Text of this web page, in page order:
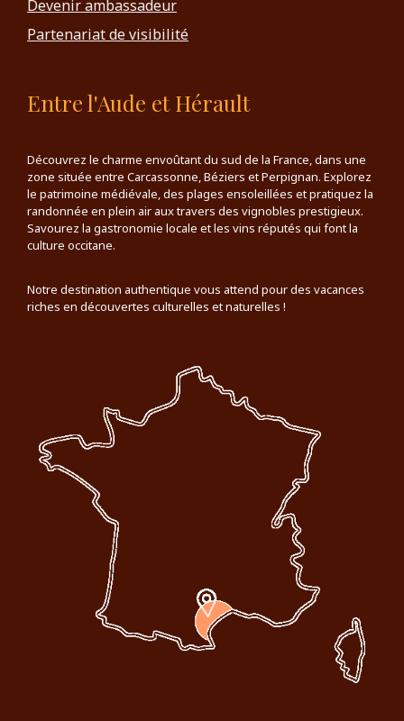
Devenir ambassadeur
Partenariat de visibilité
Entre l'Aude et Hérault
Découvrez le charme envoûtant du sud de la France, dans une
zone située entre Carcassonne, Béziers et Perpignan. Explorez
le patrimoine médiévale, des plages ensoleillées et pratiquez la
randonnée en plein air aux travers des vignobles prestigieux.
Savourez la gastronomie locale et les vins réputés qui font la
culture occitane.
Notre destination authentique vous attend pour des vacances
riches en découvertes culturelles et naturelles !